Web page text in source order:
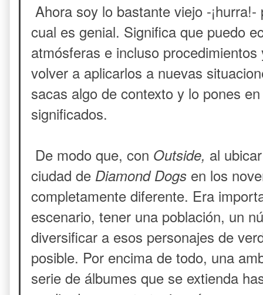
Ahora soy lo bastante viejo -
cual es genial. Significa que puedo
atmósferas e incluso
volver a aplicarlos a nuevas
sacas algo de contexto y lo pones
significados.
De modo que, con Outside, al
ciudad de Diamond Dogs en los
completamente diferente. Era
escenario, tener una población, un
diversificar a esos personajes de
posible. Por encima de todo, una
serie de álbumes que se extienda